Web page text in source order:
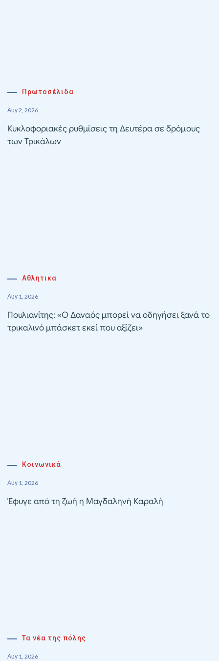
Πρωτοσέλιδα
Αυγ 2, 2026
Κυκλοφοριακές ρυθμίσεις τη Δευτέρα σε δρόμους
των Τρικάλων
Αθλητικα
Αυγ 1, 2026
Πουλιανίτης: «Ο Δαναός μπορεί να οδηγήσει ξανά το
τρικαλινό μπάσκετ εκεί που αξίζει»
Κοινωνικά
Αυγ 1, 2026
Έφυγε από τη ζωή η Μαγδαληνή Καραλή
Τα νέα της πόλης
Αυγ 1, 2026